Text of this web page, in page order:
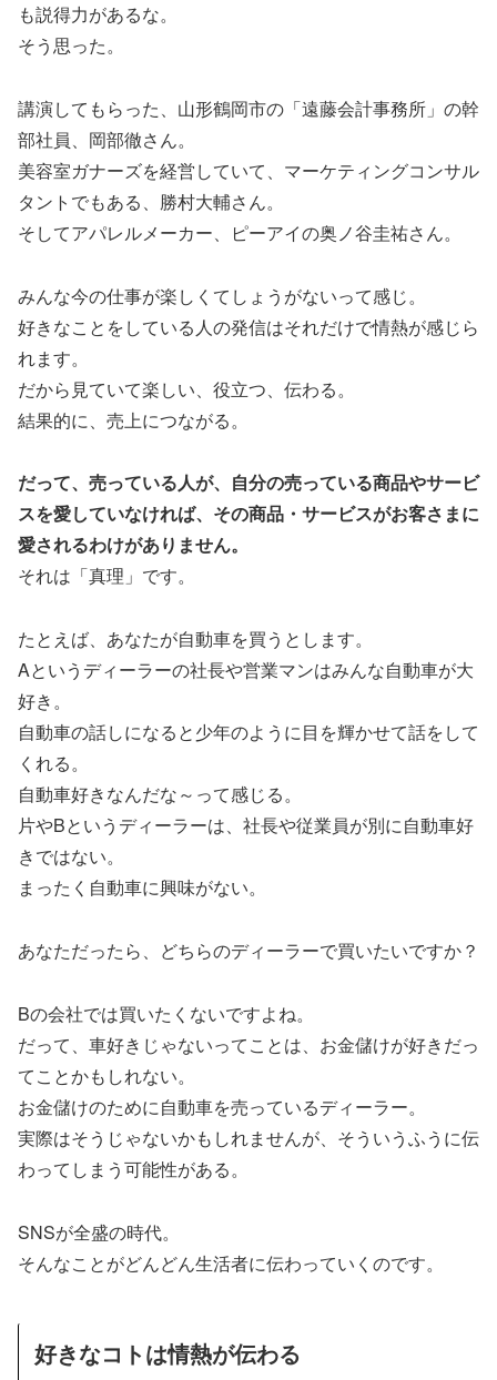
も説得力があるな。
そう思った。
講演してもらった、山形鶴岡市の「遠藤会計事務所」の幹
部社員、岡部徹さん。
美容室ガナーズを経営していて、マーケティングコンサル
タントでもある、勝村大輔さん。
そしてアパレルメーカー、ピーアイの奥ノ谷圭祐さん。
みんな今の仕事が楽しくてしょうがないって感じ。
好きなことをしている人の発信はそれだけで情熱が感じら
れます。
だから見ていて楽しい、役立つ、伝わる。
結果的に、売上につながる。
だって、売っている人が、自分の売っている商品やサービ
スを愛していなければ、その商品・サービスがお客さまに
愛されるわけがありません。
それは「真理」です。
たとえば、あなたが自動車を買うとします。
Aというディーラーの社長や営業マンはみんな自動車が大
好き。
自動車の話しになると少年のように目を輝かせて話をして
くれる。
自動車好きなんだな～って感じる。
片やBというディーラーは、社長や従業員が別に自動車好
きではない。
まったく自動車に興味がない。
あなただったら、どちらのディーラーで買いたいですか？
Bの会社では買いたくないですよね。
だって、車好きじゃないってことは、お金儲けが好きだっ
てことかもしれない。
お金儲けのために自動車を売っているディーラー。
実際はそうじゃないかもしれませんが、そういうふうに伝
わってしまう可能性がある。
SNSが全盛の時代。
そんなことがどんどん生活者に伝わっていくのです。
好きなコトは情熱が伝わる